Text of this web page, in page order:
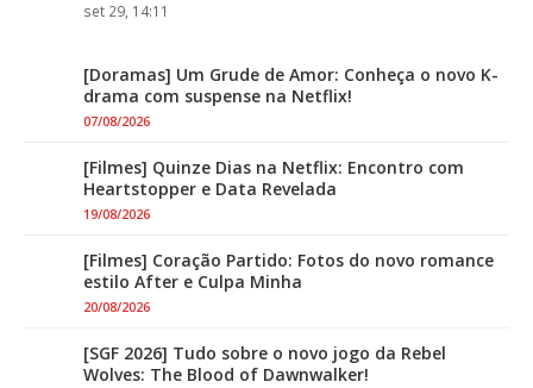
set 29, 14:11
[Doramas] Um Grude de Amor: Conheça o novo K-
drama com suspense na Netflix!
07/08/2026
[Filmes] Quinze Dias na Netflix: Encontro com
Heartstopper e Data Revelada
19/08/2026
[Filmes] Coração Partido: Fotos do novo romance
estilo After e Culpa Minha
20/08/2026
[SGF 2026] Tudo sobre o novo jogo da Rebel
Wolves: The Blood of Dawnwalker!